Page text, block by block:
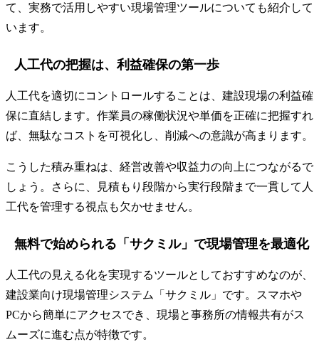
て、実務で活用しやすい現場管理ツールについても紹介して
います。
人工代の把握は、利益確保の第一歩
人工代を適切にコントロールすることは、建設現場の利益確
保に直結します。作業員の稼働状況や単価を正確に把握すれ
ば、無駄なコストを可視化し、削減への意識が高まります。
こうした積み重ねは、経営改善や収益力の向上につながるで
しょう。さらに、見積もり段階から実行段階まで一貫して人
工代を管理する視点も欠かせません。
無料で始められる「サクミル」で現場管理を最適化
人工代の見える化を実現するツールとしておすすめなのが、
建設業向け現場管理システム「サクミル」です。スマホや
PCから簡単にアクセスでき、現場と事務所の情報共有がス
ムーズに進む点が特徴です。